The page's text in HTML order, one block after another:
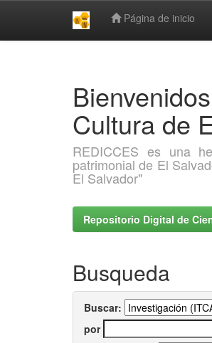
Página de inicio
Cultura de
REDICCES es una
patrimonial de El
El Salvador"
Repositorio Digital de
Busqueda
Buscar:
por